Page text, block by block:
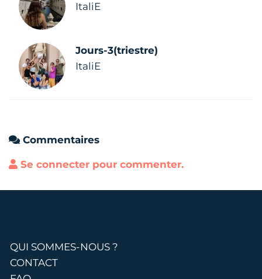
ItaliE
Jours-3(triestre)
ItaliE
Commentaires
Se connecter pour commenter.
QUI SOMMES-NOUS ?
CONTACT